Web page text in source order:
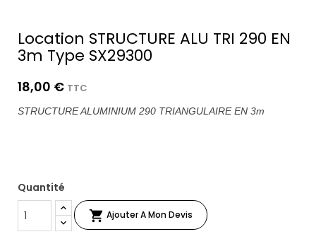
Location STRUCTURE ALU TRI 290 EN
3m Type SX29300
18,00 € TTC
STRUCTURE ALUMINIUM 290 TRIANGULAIRE EN 3m
Quantité
 Ajouter A Mon Devis